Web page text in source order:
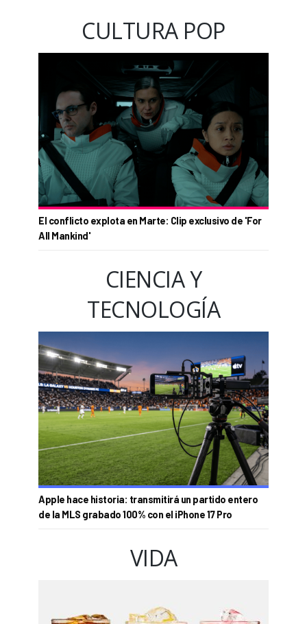
CULTURA POP
El conflicto explota en Marte: Clip exclusivo de 'For
All Mankind'
CIENCIA Y
TECNOLOGÍA
Apple hace historia: transmitirá un partido entero
de la MLS grabado 100% con el iPhone 17 Pro
VIDA